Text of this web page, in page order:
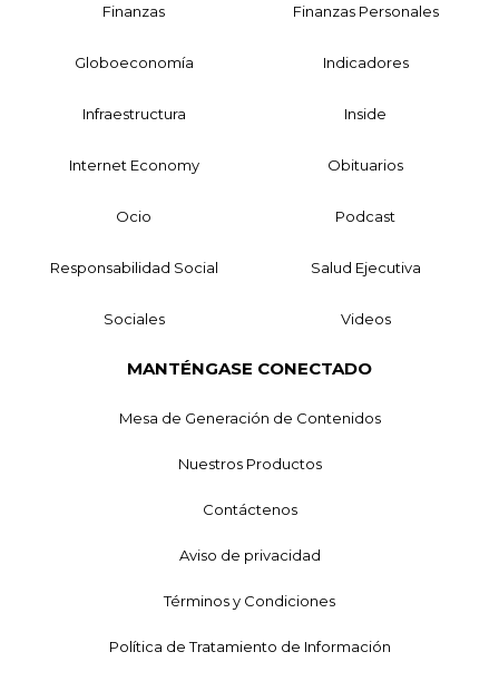
Finanzas Finanzas Personales
Globoeconomía Indicadores
Infraestructura Inside
Internet Economy Obituarios
Ocio Podcast
Responsabilidad Social Salud Ejecutiva
Sociales Videos
MANTÉNGASE CONECTADO
Mesa de Generación de Contenidos
Nuestros Productos
Contáctenos
Aviso de privacidad
Términos y Condiciones
Política de Tratamiento de Información